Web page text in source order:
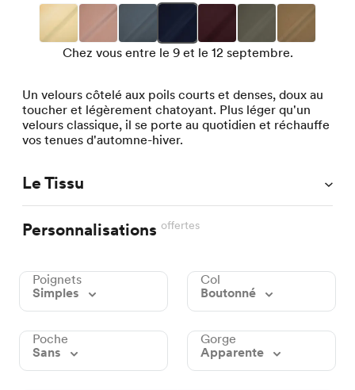
Chez vous entre le 9 et le 12 septembre.
Un velours côtelé aux poils courts et denses, doux au
toucher et légèrement chatoyant. Plus léger qu'un
velours classique, il se porte au quotidien et réchauffe
vos tenues d'automne-hiver.
Le Tissu
Personnalisations offertes
Poignets
Simples
Col
Boutonné
Poche
Sans
Gorge
Apparente